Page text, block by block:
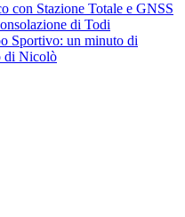
con Stazione Totale e GNSS
di Todi
Sportivo: un minuto di
di Nicolò